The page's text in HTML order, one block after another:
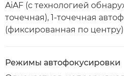
AiAF (с технологией
точечная), 1-точечная
(фиксированная по центру)
Режимы автофокусировки